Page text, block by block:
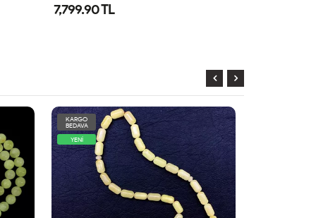
7,799.90 TL
KARGO
BEDAVA
YENİ